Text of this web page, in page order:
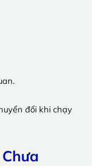
đổi khi chạy